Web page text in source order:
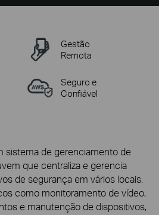
Gestão
Remota
Seguro e
Confiável
sistema de gerenciamento de
que centraliza e gerencia
de segurança em vários locais.
como monitoramento de vídeo,
e manutenção de dispositivos,